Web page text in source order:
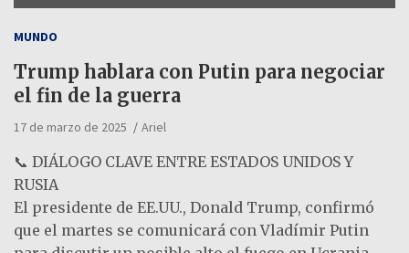
MUNDO
Trump hablara con Putin para negociar
el fin de la guerra
17 de marzo de 2025 Ariel
📞 DIÁLOGO CLAVE ENTRE ESTADOS UNIDOS Y
RUSIA
El presidente de EE.UU., Donald Trump, confirmó
que el martes se comunicará con Vladímir Putin